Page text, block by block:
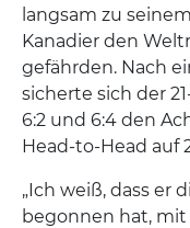
langsam zu
Kanadier den
gefährden. Nach
sicherte sich der
6:2 und 6:4 den
Head-to-Head auf
„Ich weiß, dass er
begonnen hat, mit